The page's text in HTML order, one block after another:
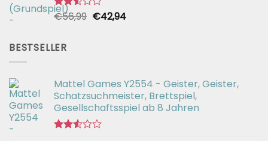
Bewertet
von 5
€56,99 Ursprünglicher
€42,94Aktueller
BESTSELLER
Mattel Games Y2554 - Geister, Geister,
Schatzsuchmeister, Brettspiel,
Gesellschaftsspiel ab 8 Jahren